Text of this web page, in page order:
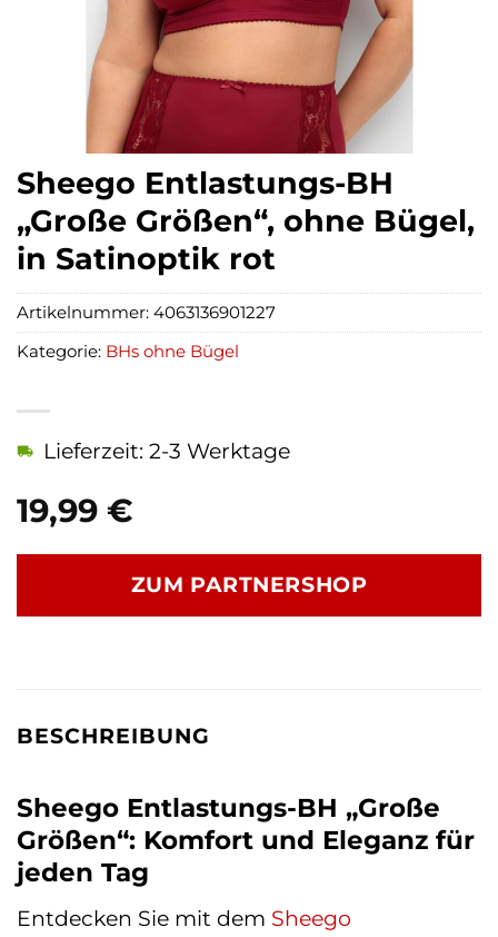
Sheego Entlastungs-BH
„Große Größen“, ohne Bügel,
in Satinoptik rot
19,99 €
Lieferzeit: 2-3 Werktage
ZUM PARTNERSHOP
Artikelnummer: 4063136901227
Kategorie: BHs ohne Bügel
BESCHREIBUNG
Sheego Entlastungs-BH „Große
Größen“: Komfort und Eleganz für
jeden Tag
Entdecken Sie mit dem Sheego